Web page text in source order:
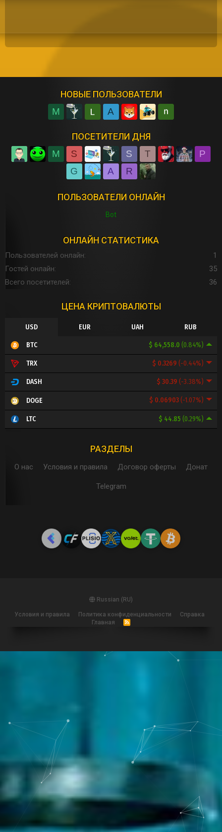
НОВЫЕ ПОЛЬЗОВАТЕЛИ
M A
ПОСЕТИТЕЛИ ДНЯ
M S S T
P
G
A R
ПОЛЬЗОВАТЕЛИ ОНЛАЙН
Bot
ОНЛАЙН СТАТИСТИКА
Пользователей онлайн
1
Гостей онлайн
35
Всего посетителей
36
ЦЕНА КРИПТОВАЛЮТЫ
USD EUR UAH RUB
$ 64,558.0 (0.84%)
BTC
$ 0.3269 (-0.44%)
TRX
$ 30.39 (-3.38%)
DASH
$ 0.06903(-1.07%)
DOGE
$ 44.85 (0.29%)
LTC
РАЗДЕЛЫ
О нас Условия и правила Договор оферты Донат
Telegram
Russian (RU)
Условия и правила Политика конфиденциальности
Справка
Главная
R